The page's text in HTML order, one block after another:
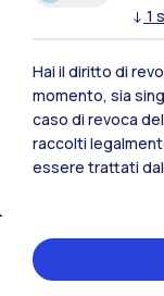
IT EN
↓ 1
Hai il diritto di
momento, sia
caso di revoca
raccolti
essere trattati